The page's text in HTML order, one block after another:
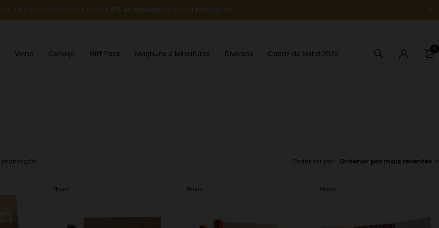
um bom vinho merece repetir: 5% de desconto em 6 garrafas iguais
Vinho Cerveja Gift Pack Magnuns e Miniaturas Diversos Cabaz de Natal 2025
0
promoção Ordernar por Ordenar por mais recentes
Novo Novo Novo